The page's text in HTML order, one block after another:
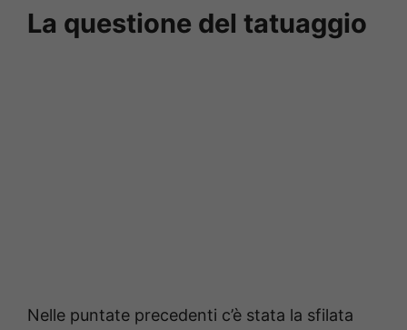
La questione del tatuaggio
Nelle puntate precedenti c’è stata la sfilata